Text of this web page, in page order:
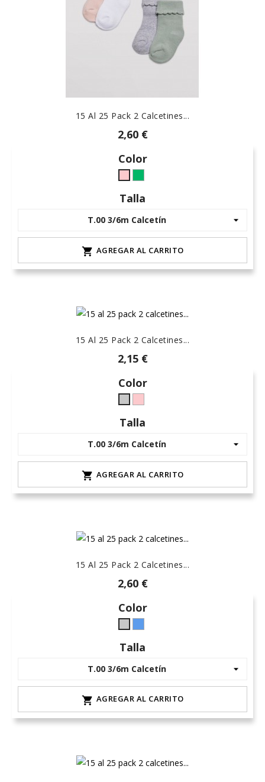
15 Al 25 Pack 2 Calcetines...
2,60 €
Color
maquillaje
L-
9
v.
L-
v.
mar
-
Talla
 AGREGAR AL CARRITO
15 Al 25 Pack 2 Calcetines...
2,15 €
Color
Gris
L-
maquillaje
9
Talla
 AGREGAR AL CARRITO
15 Al 25 Pack 2 Calcetines...
2,60 €
Color
Gris
L-
Talla
 AGREGAR AL CARRITO